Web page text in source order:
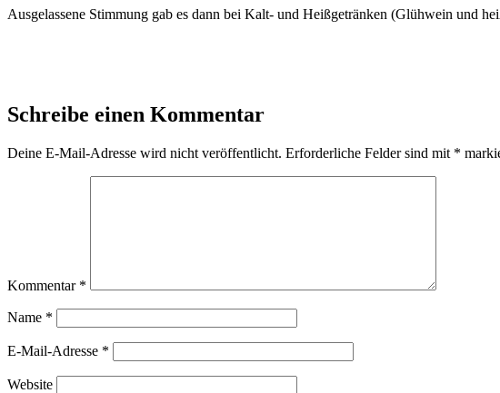
Ausgelassene Stimmung gab es dann bei Kalt- und Heißgetränken (Glühwein und
Schreibe einen Kommentar
Deine E-Mail-Adresse wird nicht veröffentlicht. Erforderliche Felder sind mit *
Kommentar *
Name *
E-Mail-Adresse *
Website